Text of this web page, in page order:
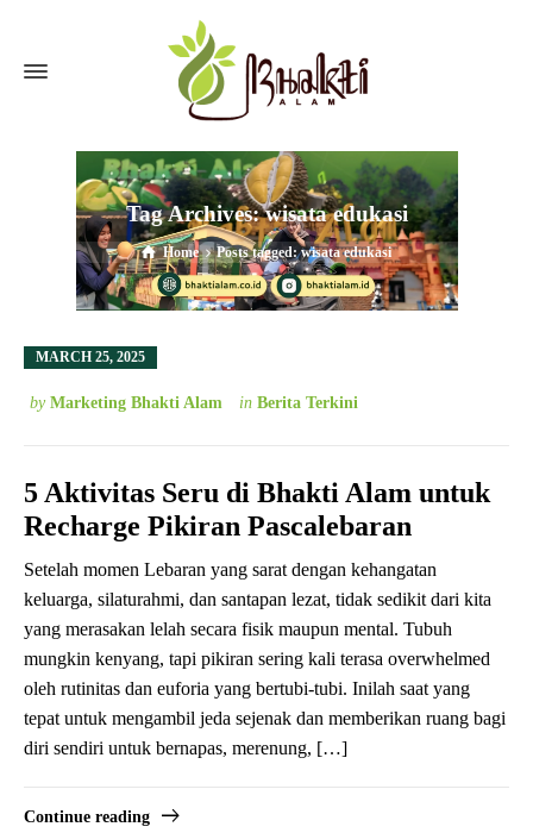
Tag Archives: wisata edukasi
Home Posts tagged: wisata edukasi
MARCH 25, 2025
by Marketing Bhakti Alam in Berita Terkini
5 Aktivitas Seru di Bhakti Alam untuk
Recharge Pikiran Pascalebaran
Setelah momen Lebaran yang sarat dengan kehangatan
keluarga, silaturahmi, dan santapan lezat, tidak sedikit dari kita
yang merasakan lelah secara fisik maupun mental. Tubuh
mungkin kenyang, tapi pikiran sering kali terasa overwhelmed
oleh rutinitas dan euforia yang bertubi-tubi. Inilah saat yang
tepat untuk mengambil jeda sejenak dan memberikan ruang bagi
diri sendiri untuk bernapas, merenung, […]
Continue reading